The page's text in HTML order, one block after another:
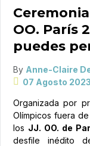
OO. París
puedes
By Anne-Claire
07 Agosto 2023
Organizada por
Olímpicos fuera
los JJ. OO. de
desfile inédito